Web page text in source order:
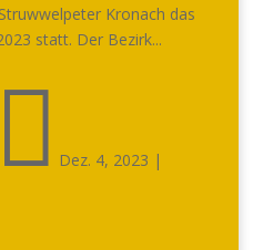
Kronach das
statt. Der Bezirk...
 Dez. 4, 2023 |